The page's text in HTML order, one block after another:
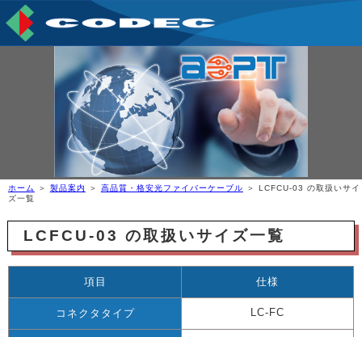
ホーム ＞ 製品案内 ＞ 高品質・格安光ファイバーケーブル ＞ LCFCU-03 の取扱いサイ
ズ一覧
LCFCU-03 の取扱いサイズ一覧
項目 仕様
コネクタタイプ LC-FC